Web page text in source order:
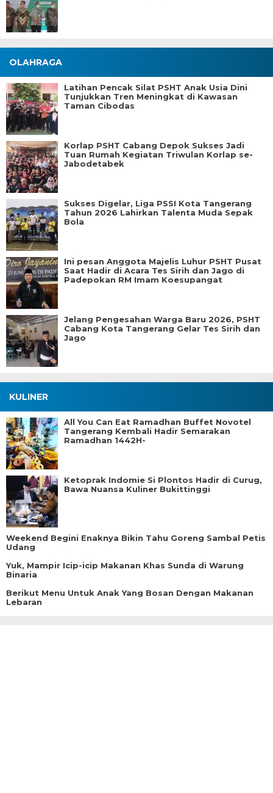
OLAHRAGA
Latihan Pencak Silat PSHT Anak Usia Dini
Tunjukkan Tren Meningkat di Kawasan
Taman Cibodas
Korlap PSHT Cabang Depok Sukses Jadi
Tuan Rumah Kegiatan Triwulan Korlap se-
Jabodetabek
Sukses Digelar, Liga PSSI Kota Tangerang
Tahun 2026 Lahirkan Talenta Muda Sepak
Bola
Ini pesan Anggota Majelis Luhur PSHT Pusat
Saat Hadir di Acara Tes Sirih dan Jago di
Padepokan RM Imam Koesupangat
Jelang Pengesahan Warga Baru 2026, PSHT
Cabang Kota Tangerang Gelar Tes Sirih dan
Jago
KULINER
All You Can Eat Ramadhan Buffet Novotel
Tangerang Kembali Hadir Semarakan
Ramadhan 1442H-
Ketoprak Indomie Si Plontos Hadir di Curug,
Bawa Nuansa Kuliner Bukittinggi
Weekend Begini Enaknya Bikin Tahu Goreng Sambal Petis
Udang
Yuk, Mampir Icip-icip Makanan Khas Sunda di Warung
Binaria
Berikut Menu Untuk Anak Yang Bosan Dengan Makanan
Lebaran